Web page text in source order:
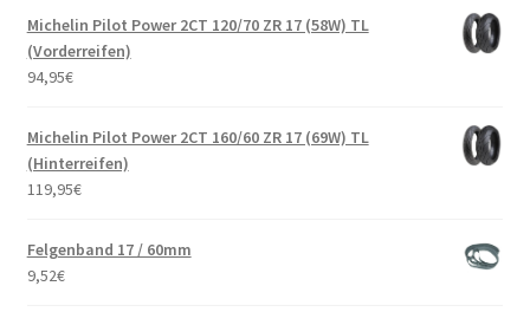
Michelin Pilot Power 2CT 120/70 ZR 17 (58W) TL
(Vorderreifen)
94,95€
Michelin Pilot Power 2CT 160/60 ZR 17 (69W) TL
(Hinterreifen)
119,95€
Felgenband 17 / 60mm
9,52€